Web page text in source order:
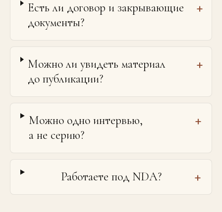
Есть ли договор и закрывающие
документы?
+
Можно ли увидеть материал
до публикации?
+
Можно одно интервью,
а не серию?
+
Работаете под NDA? +